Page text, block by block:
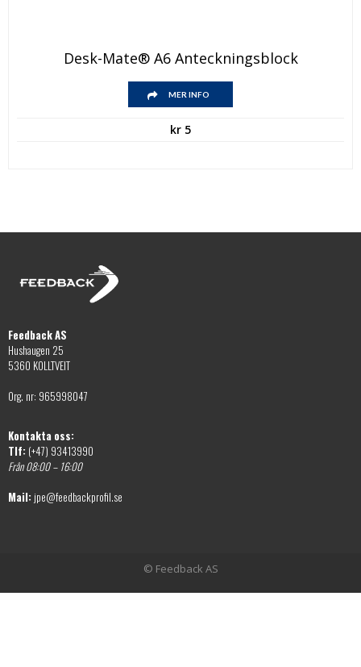
Desk-Mate® A6 Anteckningsblock
MER INFO
kr 5
Feedback AS
Hushaugen 25
5360 KOLLTVEIT
Org. nr: 965998047
Kontakta oss:
Tlf: (+47) 93413990
Från 08:00 – 16:00
Mail: jpe@feedbackprofil.se
© Feedback AS